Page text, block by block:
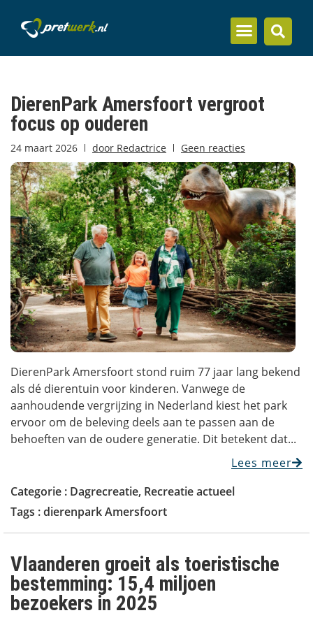
DierenPark Amersfoort vergroot
focus op ouderen
24 maart 2026 door Redactrice Geen reacties
DierenPark Amersfoort stond ruim 77 jaar lang bekend
als dé dierentuin voor kinderen. Vanwege de
aanhoudende vergrijzing in Nederland kiest het park
ervoor om de beleving deels aan te passen aan de
behoeften van de oudere generatie. Dit betekent dat...
Lees meer
Categorie : Dagrecreatie, Recreatie actueel
Tags :dierenpark Amersfoort
Vlaanderen groeit als toeristische
bestemming: 15,4 miljoen
bezoekers in 2025